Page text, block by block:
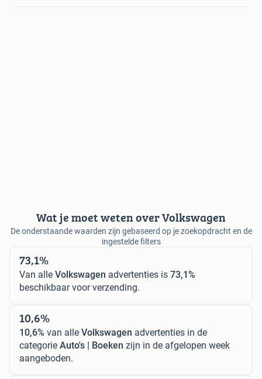
Wat je moet weten over Volkswagen
De onderstaande waarden zijn gebaseerd op je zoekopdracht en de
ingestelde filters
73,1%
Van alle Volkswagen advertenties is 73,1%
beschikbaar voor verzending.
10,6%
10,6% van alle Volkswagen advertenties in de
categorie Auto's | Boeken zijn in de afgelopen week
aangeboden.